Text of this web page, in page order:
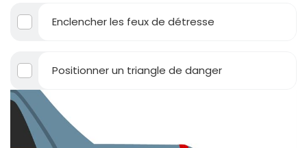
Enclencher les feux de détresse
Positionner un triangle de danger